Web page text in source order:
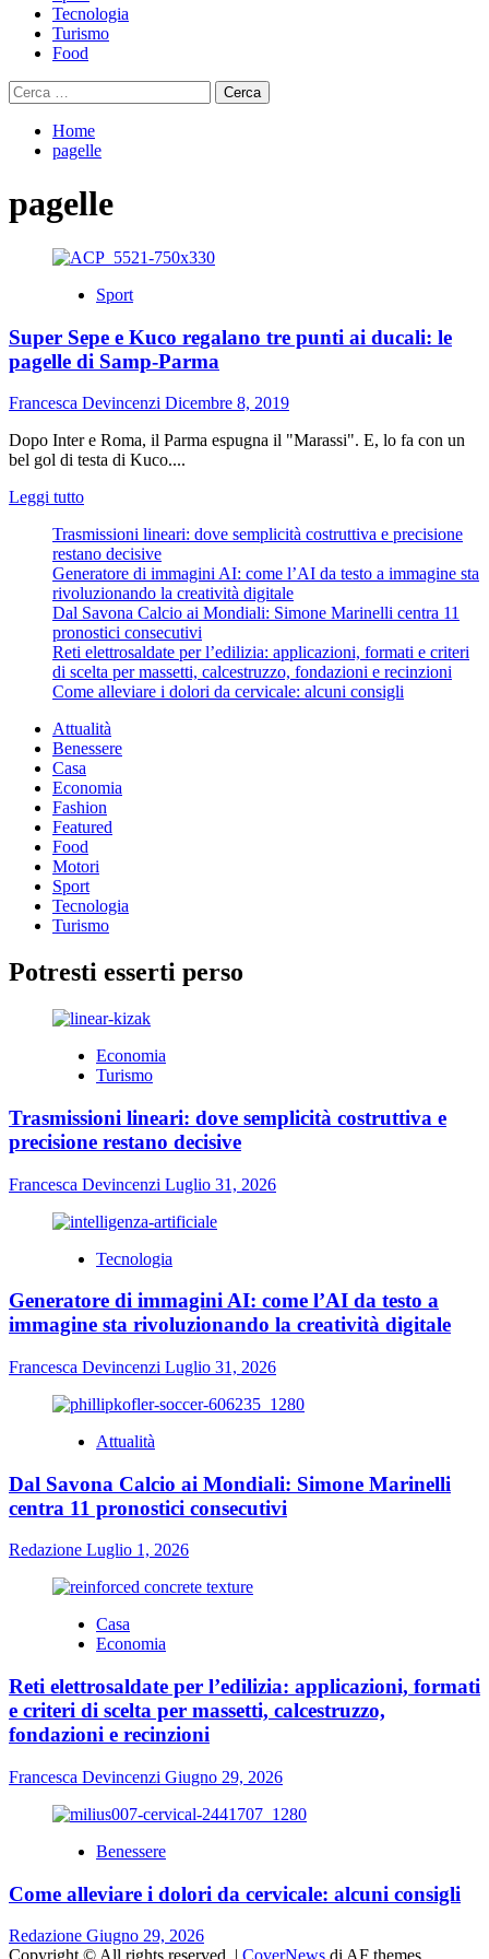
Tecnologia
Turismo
Food
Ricerca
per:
Home
pagelle
pagelle
Sport
Super Sepe e Kuco regalano tre punti ai ducali: le
pagelle di Samp-Parma
Francesca Devincenzi Dicembre 8, 2019
Dopo Inter e Roma, il Parma espugna il "Marassi". E, lo fa con un
bel gol di testa di Kuco....
Leggi tuttoLeggi
più
su
Super
Sepe
e
Kuco
regalano
tre
punti
ducali:
le
pagelle
di
Samp-
Parma
Trasmissioni lineari: dove semplicità costruttiva e precisione
restano decisive
Generatore di immagini AI: come l’AI da testo a immagine sta
rivoluzionando la creatività digitale
Dal Savona Calcio ai Mondiali: Simone Marinelli centra 11
pronostici consecutivi
Reti elettrosaldate per l’edilizia: applicazioni, formati e criteri
di scelta per massetti, calcestruzzo, fondazioni e recinzioni
Come alleviare i dolori da cervicale: alcuni consigli
Attualità
Benessere
Casa
Economia
Fashion
Featured
Food
Motori
Sport
Tecnologia
Turismo
Potresti esserti perso
Economia
Turismo
Trasmissioni lineari: dove semplicità costruttiva e
precisione restano decisive
Francesca Devincenzi Luglio 31, 2026
Tecnologia
Generatore di immagini AI: come l’AI da testo a
immagine sta rivoluzionando la creatività digitale
Francesca Devincenzi Luglio 31, 2026
Attualità
Dal Savona Calcio ai Mondiali: Simone Marinelli
centra 11 pronostici consecutivi
Redazione Luglio 1, 2026
Casa
Economia
Reti elettrosaldate per l’edilizia: applicazioni, formati
e criteri di scelta per massetti, calcestruzzo,
fondazioni e recinzioni
Francesca Devincenzi Giugno 29, 2026
Benessere
Come alleviare i dolori da cervicale: alcuni consigli
Redazione Giugno 29, 2026